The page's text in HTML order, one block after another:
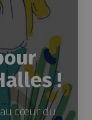
!
cœur du